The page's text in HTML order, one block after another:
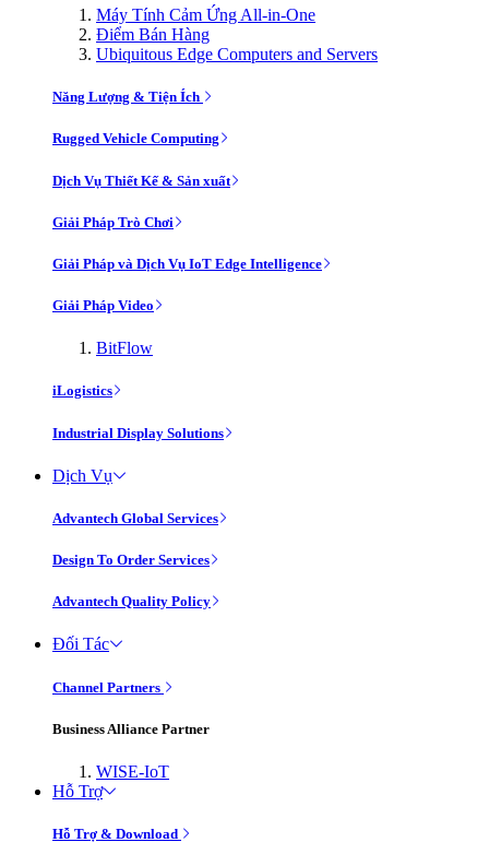
Máy Tính Cảm Ứng All-in-One
Điểm Bán Hàng
Ubiquitous Edge Computers and Servers
Năng Lượng & Tiện Ích
Rugged Vehicle Computing
Dịch Vụ Thiết Kế & Sản xuất
Giải Pháp Trò Chơi
Giải Pháp và Dịch Vụ IoT Edge Intelligence
Giải Pháp Video
BitFlow
iLogistics
Industrial Display Solutions
Dịch Vụ
Advantech Global Services
Design To Order Services
Advantech Quality Policy
Đối Tác
Channel Partners
Business Alliance Partner
WISE-IoT
Hỗ Trợ
Hỗ Trợ & Download